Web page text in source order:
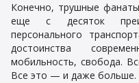
Конечно, трушные
еще с десяток
персонального
достоинства
мобильность, свобода.
Все это — и даже больше.